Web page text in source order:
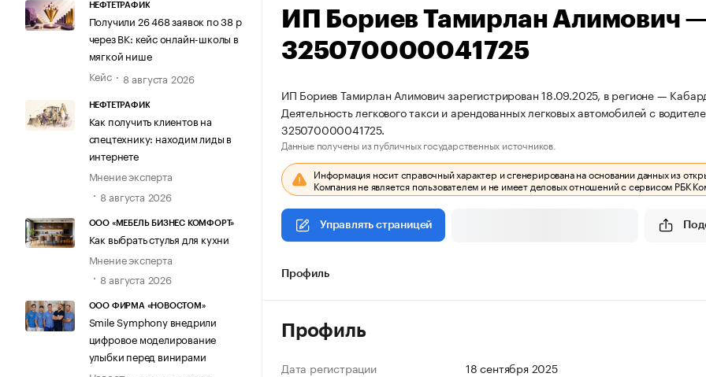
НЕФТЕТРАФИК
Получили 26 468 заявок по 38 р
через ВК: кейс онлайн-школы в
мягкой нише
Кейс
8 августа 2026
НЕФТЕТРАФИК
Как получить клиентов на
спецтехнику: находим лиды в
интернете
Мнение эксперта
8 августа 2026
ООО «МЕБЕЛЬ БИЗНЕС КОМФОРТ»
Как выбрать стулья для кухни
Мнение эксперта
8 августа 2026
ООО ФИРМА «НОВОСТОМ»
Smile Symphony внедрили
цифровое моделирование
улыбки перед винирами
ИП Бориев Тамирлан Алимович
325070000041725
ИП Бориев Тамирлан Алимович зарегистрирован 18.09.2025, в регионе —
Деятельность легкового такси и арендованных легковых автомобилей с
325070000041725.
Данные получены из публичных государственных источников.
Информация носит справочный характер и сгенерирована на основании данных из
Компания не является пользователем и не имеет деловых отношений с сервисом РБК
Управлять страницей
Профиль
Профиль
Дата регистрации
18 сентября 2025